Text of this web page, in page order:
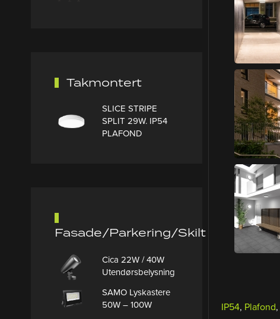
IP54, Plafond,
Takmontert
SLICE STRIPE
SPLIT 29W. IP54
PLAFOND
Fasade/Parkering/Skilt
Cica 22W / 40W
Utendørsbelysning
SAMO Lyskastere
50W – 100W